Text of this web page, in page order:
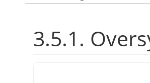
3.5.1.